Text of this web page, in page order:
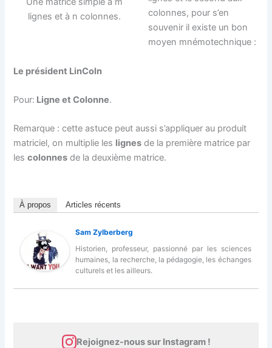
lignes et à n colonnes.
colonnes, pour s’en
souvenir il existe un bon
moyen mnémotechnique :
Le président LinColn
Pour: Ligne et Colonne.
Remarque : cette astuce peut aussi s’appliquer au produit
matriciel, on multiplie les lignes de la première matrice par
lescolonnes de la deuxième matrice.
À propos Articles récents
Sam Zylberberg
Historien, professeur, passionné par les sciences
humaines, la recherche, la pédagogie, les échanges
culturels et les ailleurs.
Rejoignez-nous sur Instagram !